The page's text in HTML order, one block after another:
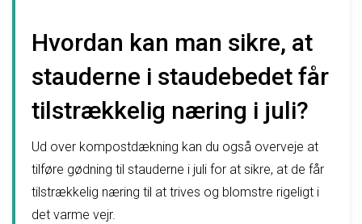
Hvordan kan man sikre, at
stauderne i staudebedet får
tilstrækkelig næring i juli?
Ud over kompostdækning kan du også overveje at
tilføre gødning til stauderne i juli for at sikre, at de får
tilstrækkelig næring til at trives og blomstre rigeligt i
det varme vejr.